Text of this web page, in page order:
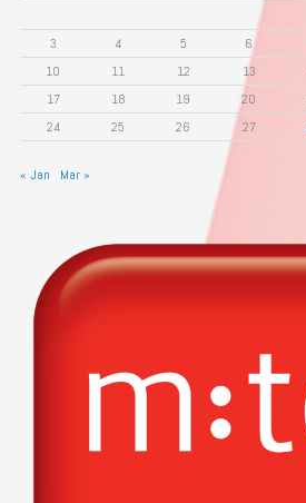
3
4 5 6
10
11 12 13
17
18 19 20
24
25 26 27
« Jan Mar »